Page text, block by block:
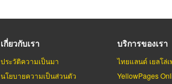
เกี่ยวกับเรา
ประวัติความเป็นมา
นโยบายความเป็นส่วนตัว
บริการของเรา
ไทยแลนด์ เยลโล่เ
YellowPages